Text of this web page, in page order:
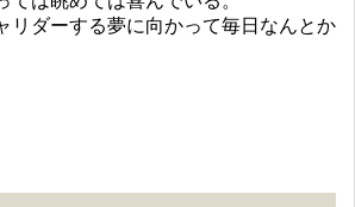
リダーする夢に向かって毎日なんとか